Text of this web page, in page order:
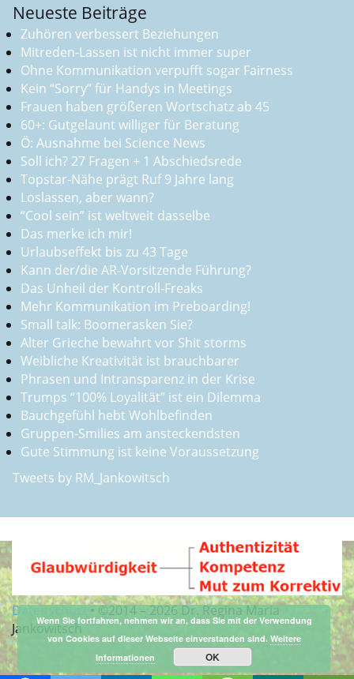
Neueste Beiträge
Zuhören verbessert Beziehungen
Mitreden-Lassen ist nicht immer super
Ohne Kommunikation verpufft sogar Fairness
Kein “Sorry” für Handys in Meetings
Frauen haben größeren Wortschatz ab 45
60+: Gutgelaunt williger für Beratung
Ö: Ausnahme bei Science News
Soll ich? 27 Fragen + 1 Abschiedsrede
Topstar-Nähe prägt Ruf 9 Jahre lang
Loslassen, aber wann?
“Cool sein” ist weltweit dasselbe
Das merke ich mir!
Urlaubseffekt bis zu 43 Tage
Kann der/die AR-Vorsitzende Führung?
Das Unheil der Kontroll-Freaks
Mehr Kommunikation im Preboarding!
Small talk: Boomerasken Sie?
Alter Grieche bewahrt vor Shit storms
Weibliche Kreativität ist brauchbarer
Phrasen und Intransparenz in der Krise
Trumps “100% Loyalität” ist ein Dilemma
Bauchgefühl hebt Wohlbefinden
Gruppen-Smilies am ansteckendsten
Gute Stimmung ist keine Voraussetzung
Tweets by RM_Jankowitsch
Datenschutz•©2014 –2026 Dr. Regina Maria
Jankowitsch
Wenn Sie fortfahren, nehmen wir an, dass Sie mit der Verwendung
von Cookies auf dieser Webseite einverstanden sind. Weitere
Informationen
OK